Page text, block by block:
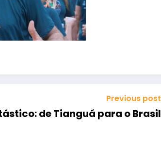
Previous post
de Tianguá para o Brasil